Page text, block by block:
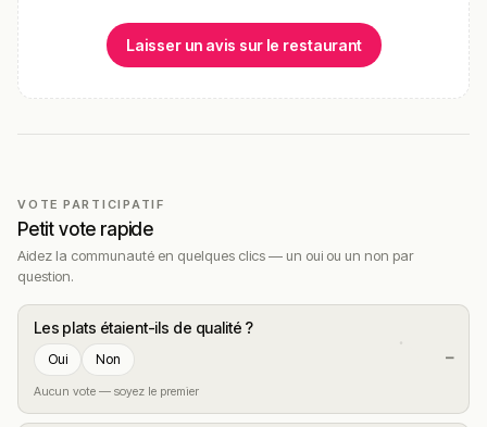
Laisser un avis sur le restaurant
VOTE PARTICIPATIF
Petit vote rapide
Aidez la communauté en quelques clics — un oui ou un non par
question.
Les plats étaient-ils de qualité ?
Oui Non
Aucun vote — soyez le premier
—